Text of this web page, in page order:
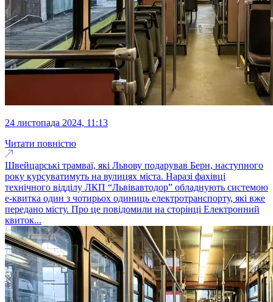
24 листопада 2024, 11:13
Читати повністю
Швейцарські трамваї, які Львову подарував Берн, наступного
року курсуватимуть на вулицях міста. Наразі фахівці
технічного відділу ЛКП “Львівавтодор” обладнують системою
е-квитка один з чотирьох одиниць електротранспорту, які вже
передано місту. Про це повідомили на сторінці Електронний
квиток...